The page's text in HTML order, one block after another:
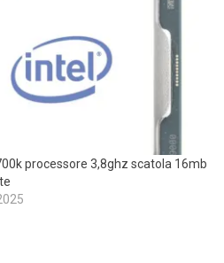
processore 3,8ghz scatola 16mb